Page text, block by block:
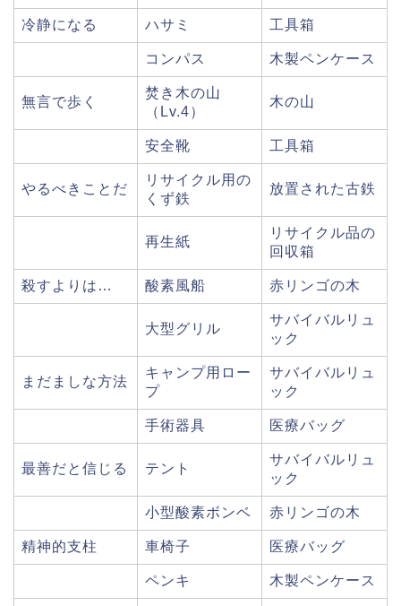
冷静になる ハサミ 工具箱
コンパス 木製ペンケース
無言で歩く
焚き木の山
（Lv.4）
木の山
安全靴 工具箱
やるべきことだ
リサイクル用の
くず鉄
放置された古鉄
再生紙
リサイクル品の
回収箱
殺すよりは… 酸素風船 赤リンゴの木
大型グリル
サバイバルリュ
ック
まだましな方法
キャンプ用ロー
プ
サバイバルリュ
ック
手術器具 医療バッグ
最善だと信じる テント
サバイバルリュ
ック
小型酸素ボンベ 赤リンゴの木
精神的支柱 車椅子 医療バッグ
ペンキ 木製ペンケース